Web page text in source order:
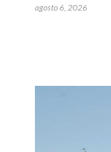
agosto 6, 2026